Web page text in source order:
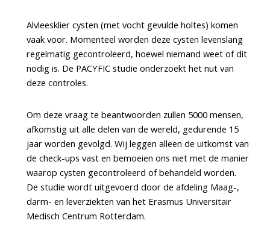
Alvleesklier cysten (met vocht gevulde holtes) komen
vaak voor. Momenteel worden deze cysten levenslang
regelmatig gecontroleerd, hoewel niemand weet of dit
nodig is. De PACYFIC studie onderzoekt het nut van
deze controles.
Om deze vraag te beantwoorden zullen 5000 mensen,
afkomstig uit alle delen van de wereld, gedurende 15
jaar worden gevolgd. Wij leggen alleen de uitkomst van
de check-ups vast en bemoeien ons niet met de manier
waarop cysten gecontroleerd of behandeld worden.
De studie wordt uitgevoerd door de afdeling Maag-,
darm- en leverziekten van het Erasmus Universitair
Medisch Centrum Rotterdam.